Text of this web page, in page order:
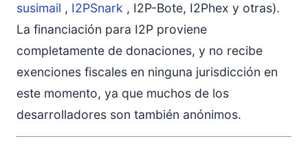
susimail , I2PSnark , I2P-Bote, I2Phex y otras).
La financiación para I2P proviene
completamente de donaciones, y no recibe
exenciones fiscales en ninguna jurisdicción en
este momento, ya que muchos de los
desarrolladores son también anónimos.